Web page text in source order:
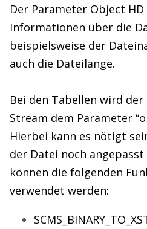
Der Parameter Object
Informationen über die
beispielsweise der
auch die Dateilänge.
Bei den Tabellen wird
Stream dem Parameter
Hierbei kann es nötigt
der Datei noch angepasst
können die folgenden
verwendet werden: